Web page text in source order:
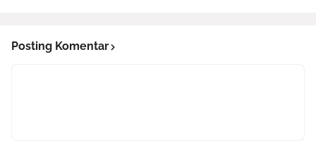
Posting Komentar